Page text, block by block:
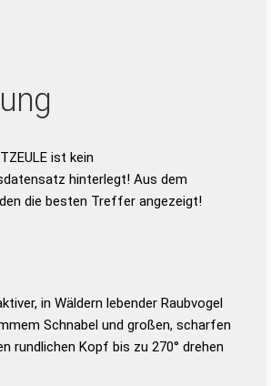
ist kein
hinterlegt! Aus dem
die besten Treffer angezeigt!
in Wäldern lebender Raubvogel
Schnabel und großen, scharfen
rundlichen Kopf bis zu 270° drehen